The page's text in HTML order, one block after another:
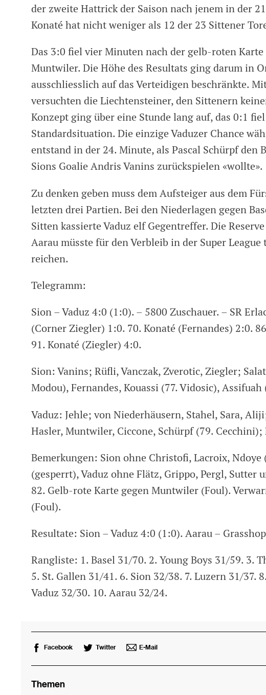
der zweite Hattrick der Saison nach jenem in der
Konaté hat nicht weniger als 12 der 23 Sittener
Das 3:0 fiel vier Minuten nach der gelb-roten
Muntwiler. Die Höhe des Resultats ging darum in
ausschliesslich auf das Verteidigen beschränkte.
versuchten die Liechtensteiner, den Sittenern
Konzept ging über eine Stunde lang auf, das 0:1
Standardsituation. Die einzige Vaduzer Chance
entstand in der 24. Minute, als Pascal Schürpf den
Sions Goalie Andris Vanins zurückspielen «wollte».
Zu denken geben muss dem Aufsteiger aus dem
letzten drei Partien. Bei den Niederlagen gegen
Sitten kassierte Vaduz elf Gegentreffer. Die
Aarau müsste für den Verbleib in der Super
reichen.
Telegramm:
Sion – Vaduz 4:0 (1:0). – 5800 Zuschauer. – SR
(Corner Ziegler) 1:0. 70. Konaté (Fernandes) 2:0.
91. Konaté (Ziegler) 4:0.
Sion: Vanins; Rüfli, Vanczak, Zverotic, Ziegler;
Modou), Fernandes, Kouassi (77. Vidosic),
Vaduz: Jehle; von Niederhäusern, Stahel, Sara,
Hasler, Muntwiler, Ciccone, Schürpf (79. Cecchini);
Bemerkungen: Sion ohne Christofi, Lacroix,
(gesperrt), Vaduz ohne Flätz, Grippo, Pergl, Sutter
82. Gelb-rote Karte gegen Muntwiler (Foul).
(Foul).
Resultate: Sion – Vaduz 4:0 (1:0). Aarau –
Rangliste: 1. Basel 31/70. 2. Young Boys 31/59. 3.
5. St. Gallen 31/41. 6. Sion 32/38. 7. Luzern 31/37.
Vaduz 32/30. 10. Aarau 32/24.
Facebook Twitter E-Mail
Themen